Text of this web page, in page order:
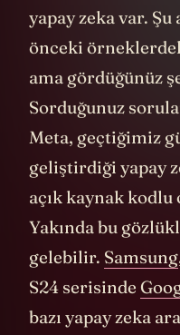
yapay zeka var.
önceki
ama gördüğünüz
Sorduğunuz
Meta, geçtiğimiz
geliştirdiği yapay
açık kaynak kodlu
Yakında bu
gelebilir. Samsung
S24 serisinde
bazı yapay zeka